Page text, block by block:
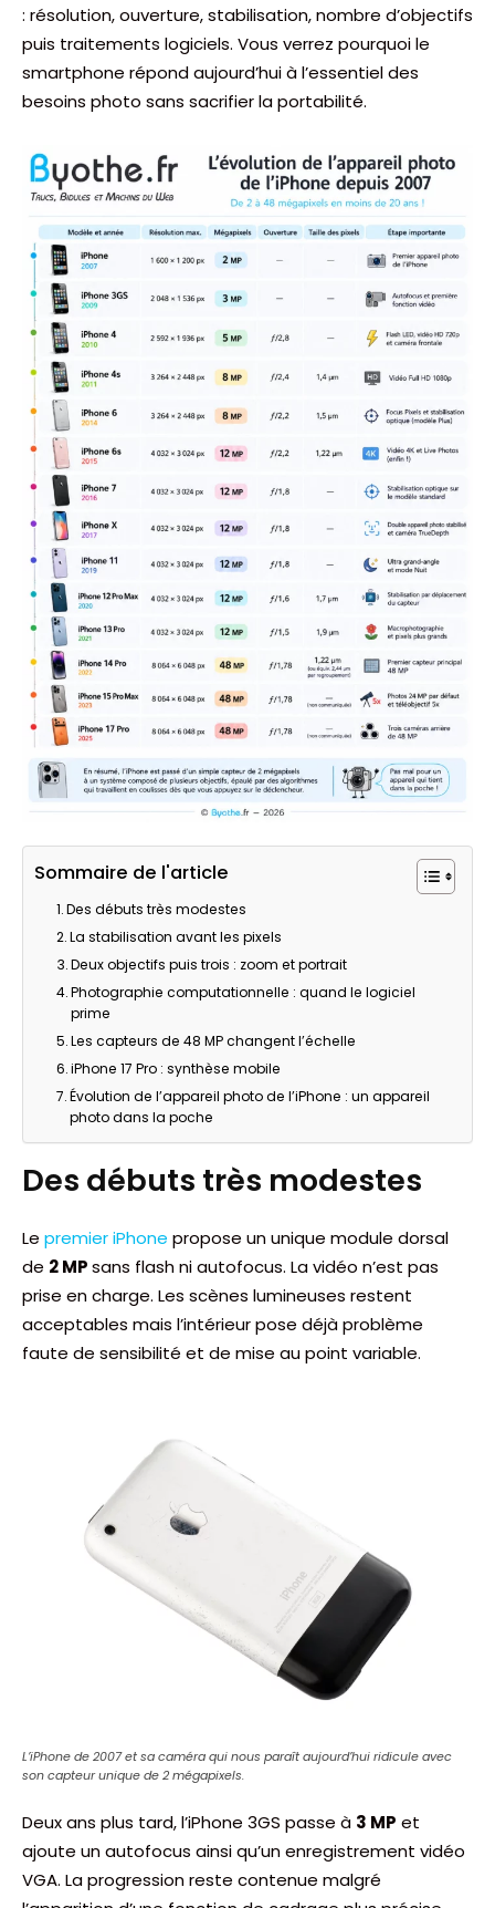
: résolution, ouverture, stabilisation, nombre d’objectifs
puis traitements logiciels. Vous verrez pourquoi le
smartphone répond aujourd’hui à l’essentiel des
besoins photo sans sacrifier la portabilité.
Sommaire de l'article
Des débuts très modestes
La stabilisation avant les pixels
Deux objectifs puis trois : zoom et portrait
Photographie computationnelle : quand le logiciel
prime
Les capteurs de 48 MP changent l’échelle
iPhone 17 Pro : synthèse mobile
Évolution de l’appareil photo de l’iPhone : un appareil
photo dans la poche
Des débuts très modestes
Le premier iPhone propose un unique module dorsal
de 2 MPsans flash ni autofocus. La vidéo n’est pas
prise en charge. Les scènes lumineuses restent
acceptables mais l’intérieur pose déjà problème
faute de sensibilité et de mise au point variable.
L’iPhone de 2007 et sa caméra qui nous paraît aujourd’hui ridicule avec
son capteur unique de 2 mégapixels.
Deux ans plus tard, l’iPhone 3GS passe à 3 MP et
ajoute un autofocus ainsi qu’un enregistrement vidéo
VGA. La progression reste contenue malgré